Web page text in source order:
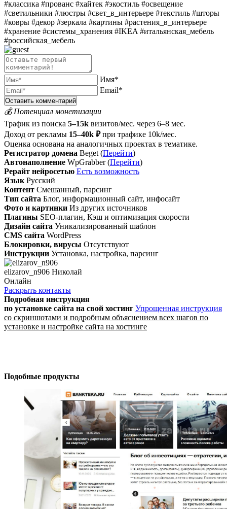
#классика #прованс #хайтек #экостиль #освещение
#светильники #люстры #свет_в_интерьере #текстиль #шторы
#ковры #декор #зеркала #картины #растения_в_интерьере
#хранение #системы_хранения #IKEA #итальянская_мебель
#российская_мебель
Имя*
Email*
💰 Потенциал монетизации
Трафик из поиска 5–15k визитов/мес. через 6–8 мес.
Доход от рекламы 15–40k ₽ при трафике 10k/мес.
Оценка основана на аналогичных проектах в тематике.
Регистратор домена Beget (Перейти)
Автонаполнение WpGrabber (Перейти)
Рерайт нейросетью Есть возможность
Язык Русский
Контент Смешанный, парсинг
Тип сайта Блог, информационный сайт, инфосайт
Фото и картинки Из других источников
Плагины SEO-плагин, Кэш и оптимизация скорости
Дизайн сайта Уникализированный шаблон
CMS сайта WordPress
Блокировки, вирусы Отсутствуют
Инструкции Установка, настройка, парсинг
elizarov_n906 Николай
Онлайн
Раскрыть контакты
Подробная инструкция
по установке сайта на свой хостинг Упрощенная инструкция
со скриншотами и подробным объяснением всех шагов по
установке и настройке сайта на хостинге
Подобные продукты